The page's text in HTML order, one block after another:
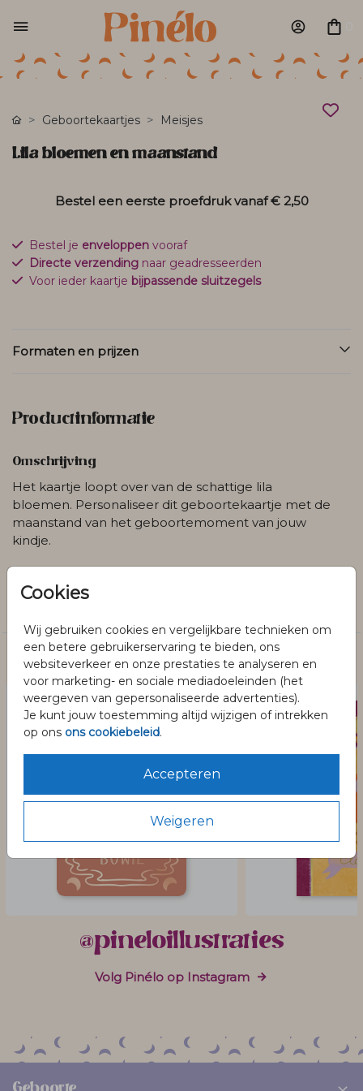
Cookies
Wij gebruiken cookies en vergelijkbare technieken om
een betere gebruikerservaring te bieden, ons
websiteverkeer en onze prestaties te analyseren en
voor marketing- en sociale mediadoeleinden (het
weergeven van gepersonaliseerde advertenties).
Je kunt jouw toestemming altijd wijzigen of intrekken
op ons ons cookiebeleid.
Accepteren
Weigeren
Geboortekaartjes Meisjes
Lila bloemen en maanstand
Bestel een eerste proefdruk vanaf€ 2,50
Bestel je enveloppen vooraf
Directe verzending naar geadresseerden
Voor ieder kaartje bijpassende sluitzegels
Formaten en prijzen
Productinformatie
Omschrijving
Het kaartje loopt over van de schattige lila
bloemen. Personaliseer dit geboortekaartje met de
maanstand van het geboortemoment van jouw
kindje.
Collectie
Dit vind je misschien ook leuk
@pineloillustraties
Volg Pinélo op Instagram